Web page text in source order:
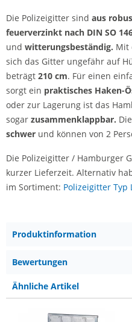
Die Polizeigitter sind aus
feuerverzinkt nach DIN SO
und witterungsbeständig. Mit
sich das Gitter ungefähr auf
beträgt 210 cm. Für einen
sorgt ein praktisches Haken-
oder zur Lagerung ist das
sogar zusammenklappbar.
schwer und können von 2
Die Polizeigitter / Hamburger
kurzer Lieferzeit. Alternativ
im Sortiment: Polizeigitter Typ
Produktinformation
Bewertungen
Ähnliche Artikel